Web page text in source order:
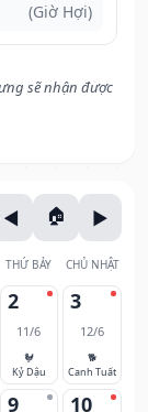
(Giờ Hợi)
sẽ nhận được
THỨ BẢY CHỦ NHẬT
2
11/6
🐓
Kỷ Dậu
3
12/6
🐕
Canh Tuất
9 10